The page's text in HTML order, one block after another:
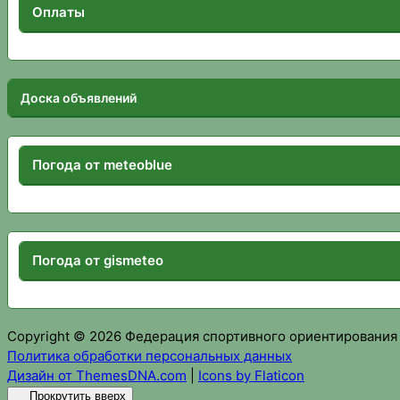
Оплаты
Доска объявлений
Погода от meteoblue
Погода от gismeteo
Copyright © 2026 Федерация спортивного
Политика обработки персональных данных
Дизайн от ThemesDNA.com
Icons by Flaticon
Прокрутить вверх